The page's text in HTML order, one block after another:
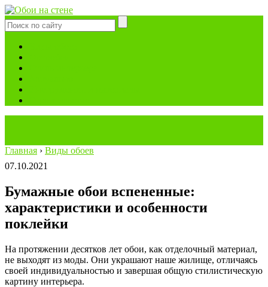
Главная › Виды обоев
07.10.2021
Бумажные обои вспененные:
характеристики и особенности
поклейки
На протяжении десятков лет обои, как отделочный материал,
не выходят из моды. Они украшают наше жилище, отличаясь
своей индивидуальностью и завершая общую стилистическую
картину интерьера.